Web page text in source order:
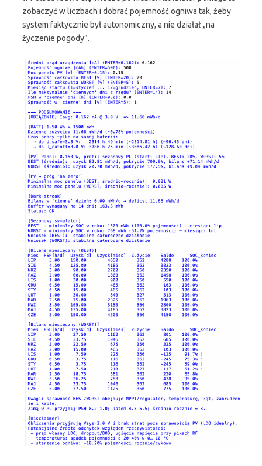
zobaczyć w liczbach i dobrać pojemność ogniwa tak, żeby
system faktycznie był autonomiczny, a nie działał „na
życzenie pogody”.